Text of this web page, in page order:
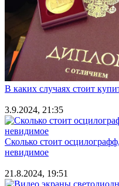
В каких случаях стоит
3.9.2024, 21:35
Сколько стоит
невидимое
21.8.2024, 19:51